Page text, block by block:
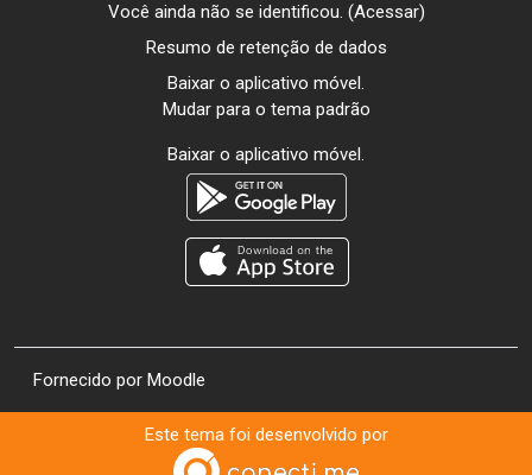
Você ainda não se identificou. (Acessar)
Resumo de retenção de dados
Baixar o aplicativo móvel.
Mudar para o tema padrão
Baixar o aplicativo móvel.
Fornecido por Moodle
Este tema foi desenvolvido por